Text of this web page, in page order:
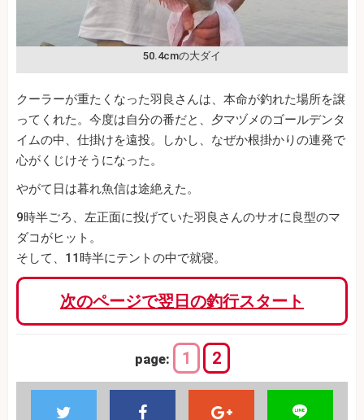
50.4cmの大ダイ
クーラーが重たくなった羽良さんは、本命が釣れた場所を譲
ってくれた。今度は自分の番だと、夕マヅメのゴールデンタ
イムの中、仕掛けを遠投。しかし、なぜか根掛かりの連発で
心がくじけそうになった。
やがて日は暮れ魚信は途絶えた。
9時半ごろ、左正面に投げていた羽良さんのサオに良型のマ
ダコがヒット。
そして、11時半にテントの中で就寝。
次のページで翌日の釣行スタート
page: 1 2